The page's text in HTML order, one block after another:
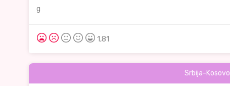
g
1,81
Srbija-Kosovo